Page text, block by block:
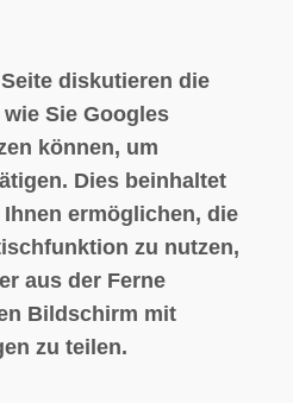
diskutieren die
Sie Googles
können, um
Dies beinhaltet
ermöglichen, die
zu nutzen,
aus der Ferne
Bildschirm mit
zu teilen.